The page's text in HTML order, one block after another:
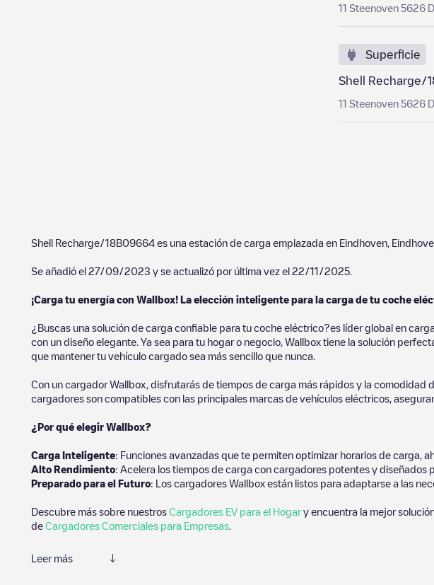
11 Steenoven 5626
Superficie
Shell Recharge/
11 Steenoven 5626
Shell Recharge/18B09664 es una estación de carga emplazada en Eindhoven
Se añadió el 27/09/2023 y se actualizó por última vez el 22/11/2025
¡Carga tu energía con Wallbox! La elección inteligente para la carga de tu coche
¿Buscas una solución de carga confiable para tu coche eléctrico?es líder global en
con un diseño elegante. Ya sea para tu hogar o negocio, Wallbox tiene la solución
que mantener tu vehículo cargado sea más sencillo que nunca.
Con un cargador Wallbox, disfrutarás de tiempos de carga más rápidos y la
cargadores son compatibles con las principales marcas de vehículos eléctricos,
¿Por qué elegir Wallbox?
Carga Inteligente: Funciones avanzadas que te permiten optimizar horarios de carga,
Alto Rendimiento: Acelera los tiempos de carga con cargadores potentes y diseñados
Preparado para el Futuro: Los cargadores Wallbox están listos para adaptarse a las
Descubre más sobre nuestros Cargadores EV para el Hogary encuentra la mejor
de Cargadores Comerciales para Empresas
Leer más